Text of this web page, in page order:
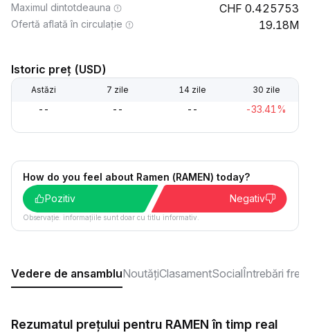
Maximul dintotdeauna 0.425753
Ofertă aflată în circulație 19.18M
Istoric preț (USD)
Astăzi 7 zile 14 zile 30 zile
-- -- -- -33.41%
How do you feel about Ramen (RAMEN) today?
Pozitiv
Negativ
Observație: informațiile sunt doar cu titlu informativ.
Vedere de ansambluNoutățiClasamentSocialÎntrebări
Rezumatul prețului pentru RAMEN în timp real